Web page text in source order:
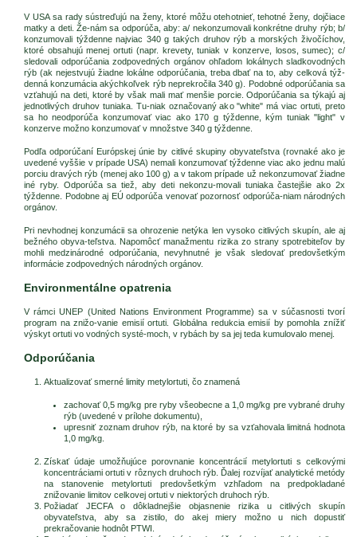
V USA sa rady sústreďujú na ženy, ktoré môžu otehotnieť, tehotné ženy, dojčiace
matky a deti. Že-nám sa odporúča, aby: a/ nekonzumovali konkrétne druhy rýb; b/
konzumovali týždenne najviac 340 g takých druhov rýb a morských živočíchov,
ktoré obsahujú menej ortuti (napr. krevety, tuniak v konzerve, losos, sumec); c/
sledovali odporúčania zodpovedných orgánov ohľadom lokálnych sladkovodných
rýb (ak nejestvujú žiadne lokálne odporúčania, treba dbať na to, aby celková týž-
denná konzumácia akýchkoľvek rýb neprekročila 340 g). Podobné odporúčania sa
vzťahujú na deti, ktoré by však mali mať menšie porcie. Odporúčania sa týkajú aj
jednotlivých druhov tuniaka. Tu-niak označovaný ako "white" má viac ortuti, preto
sa ho neodporúča konzumovať viac ako 170 g týždenne, kým tuniak "light" v
konzerve možno konzumovať v množstve 340 g týždenne.
Podľa odporúčaní Európskej únie by citlivé skupiny obyvateľstva (rovnaké ako je
uvedené vyššie v prípade USA) nemali konzumovať týždenne viac ako jednu malú
porciu dravých rýb (menej ako 100 g) a v takom prípade už nekonzumovať žiadne
iné ryby. Odporúča sa tiež, aby deti nekonzu-movali tuniaka častejšie ako 2x
týždenne. Podobne aj EÚ odporúča venovať pozornosť odporúča-niam národných
orgánov.
Pri nevhodnej konzumácii sa ohrozenie netýka len vysoko citlivých skupín, ale aj
bežného obyva-teľstva. Napomôcť manažmentu rizika zo strany spotrebiteľov by
mohli medzinárodné odporúčania, nevyhnutné je však sledovať predovšetkým
informácie zodpovedných národných orgánov.
Environmentálne opatrenia
V rámci UNEP (United Nations Environment Programme) sa v súčasnosti tvorí
program na znižo-vanie emisií ortuti. Globálna redukcia emisií by pomohla znížiť
výskyt ortuti vo vodných systé-moch, v rybách by sa jej teda kumulovalo menej.
Odporúčania
Aktualizovať smerné limity metylortuti, čo znamená
zachovať 0,5 mg/kg pre ryby všeobecne a 1,0 mg/kg pre vybrané druhy
rýb (uvedené v prílohe dokumentu),
upresniť zoznam druhov rýb, na ktoré by sa vzťahovala limitná hodnota
1,0 mg/kg.
Získať údaje umožňujúce porovnanie koncentrácií metylortuti s celkovými
koncentráciami ortuti v rôznych druhoch rýb. Ďalej rozvíjať analytické metódy
na stanovenie metylortuti predovšetkým vzhľadom na predpokladané
znižovanie limitov celkovej ortuti v niektorých druhoch rýb.
Požiadať JECFA o dôkladnejšie objasnenie rizika u citlivých skupín
obyvateľstva, aby sa zistilo, do akej miery možno u nich dopustiť
prekračovanie hodnôt PTWI.